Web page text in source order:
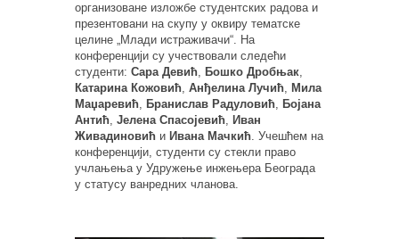
организоване изложбе студентских радова и
презентовани на скупу у оквиру тематске
целине „Млади истраживачи“. На
конференцији су учествовали следећи
студенти: Сара Девић, Бошко Дробњак,
Катарина Кожовић, Анђелина Лучић, Мила
Маџаревић, Бранислав Радуловић, Бојана
Антић, Јелена Спасојевић, Иван
Живадиновић и Ивана Мачкић. Учешћем на
конференцији, студенти су стекли право
учлањења у Удружење инжењера Београда
у статусу ванредних чланова.